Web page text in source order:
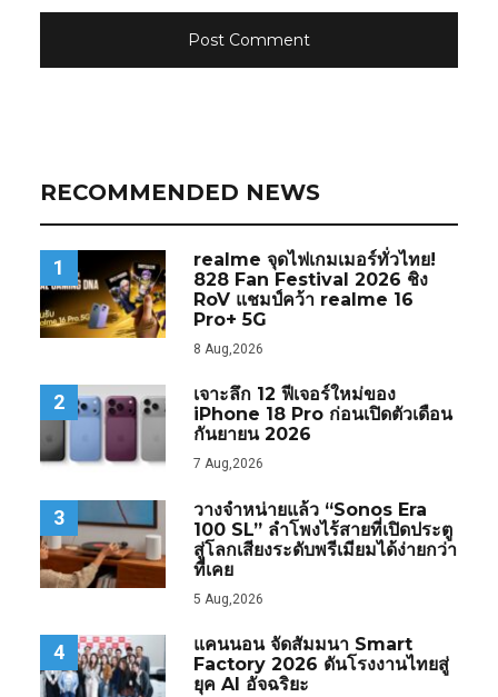
RECOMMENDED NEWS
1
realme จุดไฟเกมเมอร์ทั่วไทย!
828 Fan Festival 2026 ชิง
RoV แชมป์คว้า realme 16
Pro+ 5G
8 Aug,2026
2
เจาะลึก 12 ฟีเจอร์ใหม่ของ
iPhone 18 Pro ก่อนเปิดตัวเดือน
กันยายน 2026
7 Aug,2026
3
วางจำหน่ายแล้ว “Sonos Era
100 SL” ลำโพงไร้สายที่เปิดประตู
สู่โลกเสียงระดับพรีเมียมได้ง่ายกว่า
ที่เคย
5 Aug,2026
4
แคนนอน จัดสัมมนา Smart
Factory 2026 ดันโรงงานไทยสู่
ยุค AI อัจฉริยะ